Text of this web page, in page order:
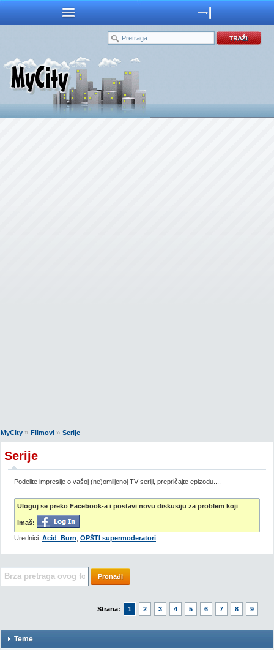
MyCity » Filmovi » Serije
Serije
Podelite impresije o vašoj (ne)omiljenoj TV seriji, prepričajte epizodu....
Uloguj se preko Facebook-a i postavi novu diskusiju za problem koji
imaš:
Urednici: Acid_Burn OPŠTI supermoderatori
Pronađi
Strana: 1 2 3 4 5 6 7 8 9
Teme